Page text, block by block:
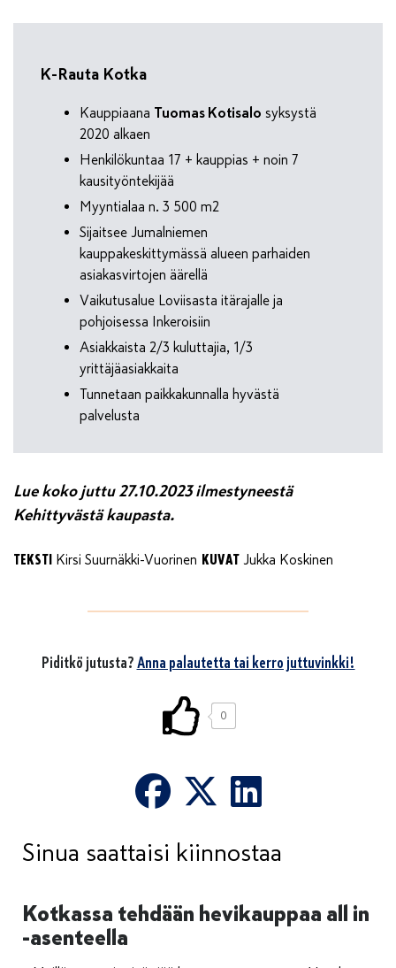
K-Rauta Kotka
Kauppiaana Tuomas Kotisalo syksystä
2020 alkaen
Henkilökuntaa 17 + kauppias + noin 7
kausityöntekijää
Myyntialaa n. 3 500 m2
Sijaitsee Jumalniemen
kauppakeskittymässä alueen parhaiden
asiakasvirtojen äärellä
Vaikutusalue Loviisasta itärajalle ja
pohjoisessa Inkeroisiin
Asiakkaista 2/3 kuluttajia, 1/3
yrittäjäasiakkaita
Tunnetaan paikkakunnalla hyvästä
palvelusta
Lue koko juttu 27.10.2023 ilmestyneestä
Kehittyvästä kaupasta.
TEKSTI Kirsi Suurnäkki-Vuorinen KUVAT Jukka Koskinen
Piditkö jutusta?Anna palautetta tai kerro juttuvinkki!
0
Sinua saattaisi kiinnostaa
Kotkassa tehdään hevikauppaa all in
-asenteella